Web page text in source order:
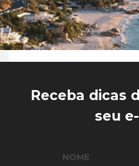
Receba dicas
seu
NOME